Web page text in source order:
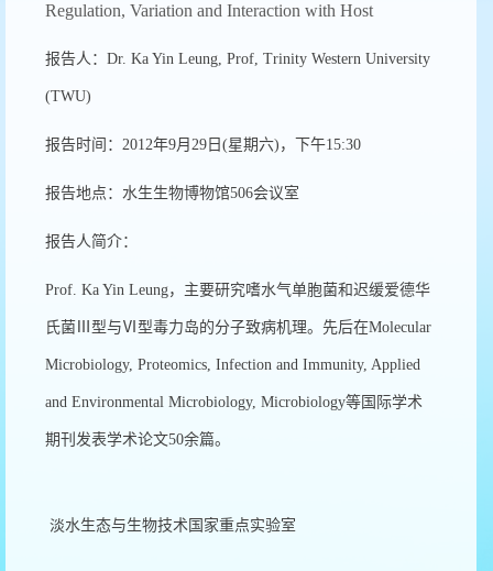
Regulation, Variation and Interaction with Host
报告人：Dr. Ka Yin Leung, Prof, Trinity Western University
(TWU)
报告时间：2012年9月29日(星期六)，下午15:30
报告地点：水生生物博物馆506会议室
报告人简介：
Prof. Ka Yin Leung，主要研究嗜水气单胞菌和迟缓爱德华
氏菌Ⅲ型与Ⅵ型毒力岛的分子致病机理。先后在Molecular
Microbiology, Proteomics, Infection and Immunity, Applied
and Environmental Microbiology, Microbiology等国际学术
期刊发表学术论文50余篇。
淡水生态与生物技术国家重点实验室